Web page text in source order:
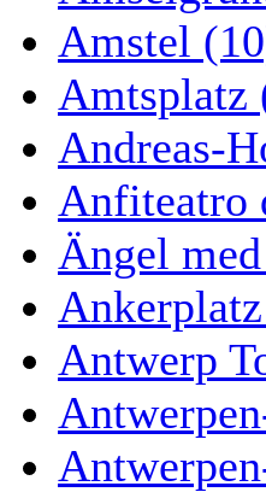
Amstel
Amtsplatz
Andreas-
Anfiteatro
Ängel
Antwerp